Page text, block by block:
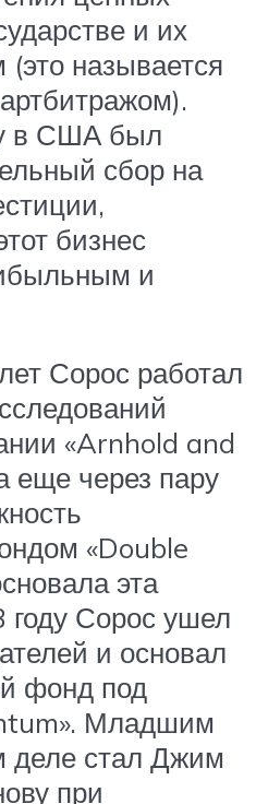
и их
называется
в США был
сбор на
бизнес
и
Сорос работал
«Arnhold and
еще через пару
«Double
эта
году Сорос ушел
и основал
фонд под
Младшим
деле стал Джим
при